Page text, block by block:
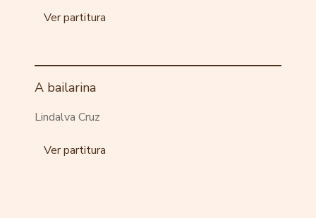
Ver partitura
A bailarina
Lindalva Cruz
Ver partitura